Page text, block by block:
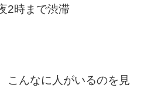
2時まで渋滞
こんなに人がいるのを見